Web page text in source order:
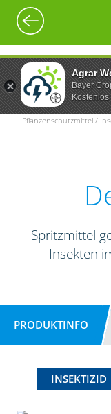
Agrar
Bayer
Pflanzenschutzmittel /
Spritzmittel
Insekten
PRODUKTINFO
INSEKTIZID